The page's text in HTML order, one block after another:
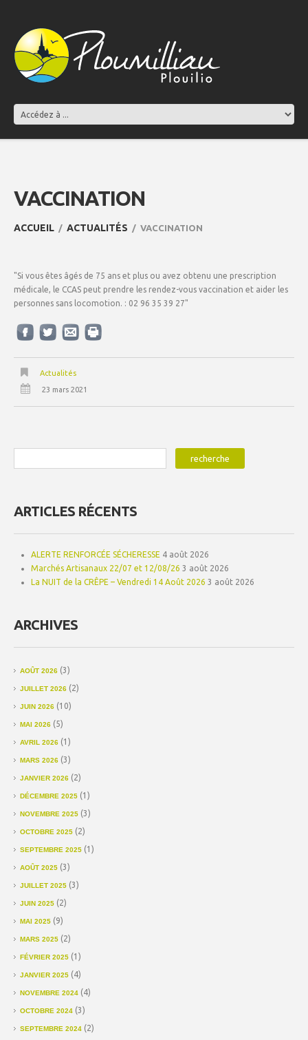
VACCINATION
ACCUEIL ACTUALITÉS VACCINATION
"Si vous êtes âgés de 75 ans et plus ou avez obtenu une prescription
médicale, le CCAS peut prendre les rendez-vous vaccination et aider les
personnes sans locomotion. : 02 96 35 39 27"
Actualités
23 mars 2021
ARTICLES RÉCENTS
ALERTE RENFORCÉE SÉCHERESSE 4 août 2026
Marchés Artisanaux 22/07 et 12/08/26 3 août 2026
La NUIT de la CRÊPE – Vendredi 14 Août 2026 3 août 2026
ARCHIVES
AOÛT 2026 (3)
JUILLET 2026 (2)
JUIN 2026 (10)
MAI 2026 (5)
AVRIL 2026 (1)
MARS 2026 (3)
JANVIER 2026 (2)
DÉCEMBRE 2025 (1)
NOVEMBRE 2025 (3)
OCTOBRE 2025 (2)
SEPTEMBRE 2025 (1)
AOÛT 2025 (3)
JUILLET 2025 (3)
JUIN 2025 (2)
MAI 2025 (9)
MARS 2025 (2)
FÉVRIER 2025 (1)
JANVIER 2025 (4)
NOVEMBRE 2024 (4)
OCTOBRE 2024 (3)
SEPTEMBRE 2024 (2)